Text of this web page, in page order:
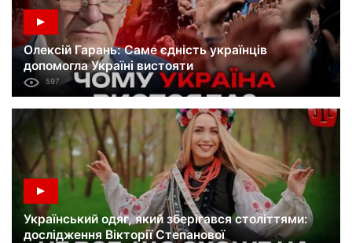
Олексій Гарань: Саме єдність українців
допомогла Україні вистояти
597
Український одяг, який зберігався століттями:
дослідження Вікторії Степанової